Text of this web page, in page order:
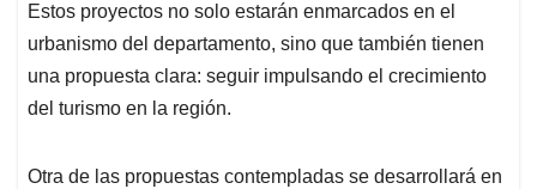
Estos proyectos no solo estarán enmarcados en el
urbanismo del departamento, sino que también tienen
una propuesta clara: seguir impulsando el crecimiento
del turismo en la región.
Otra de las propuestas contempladas se desarrollará en